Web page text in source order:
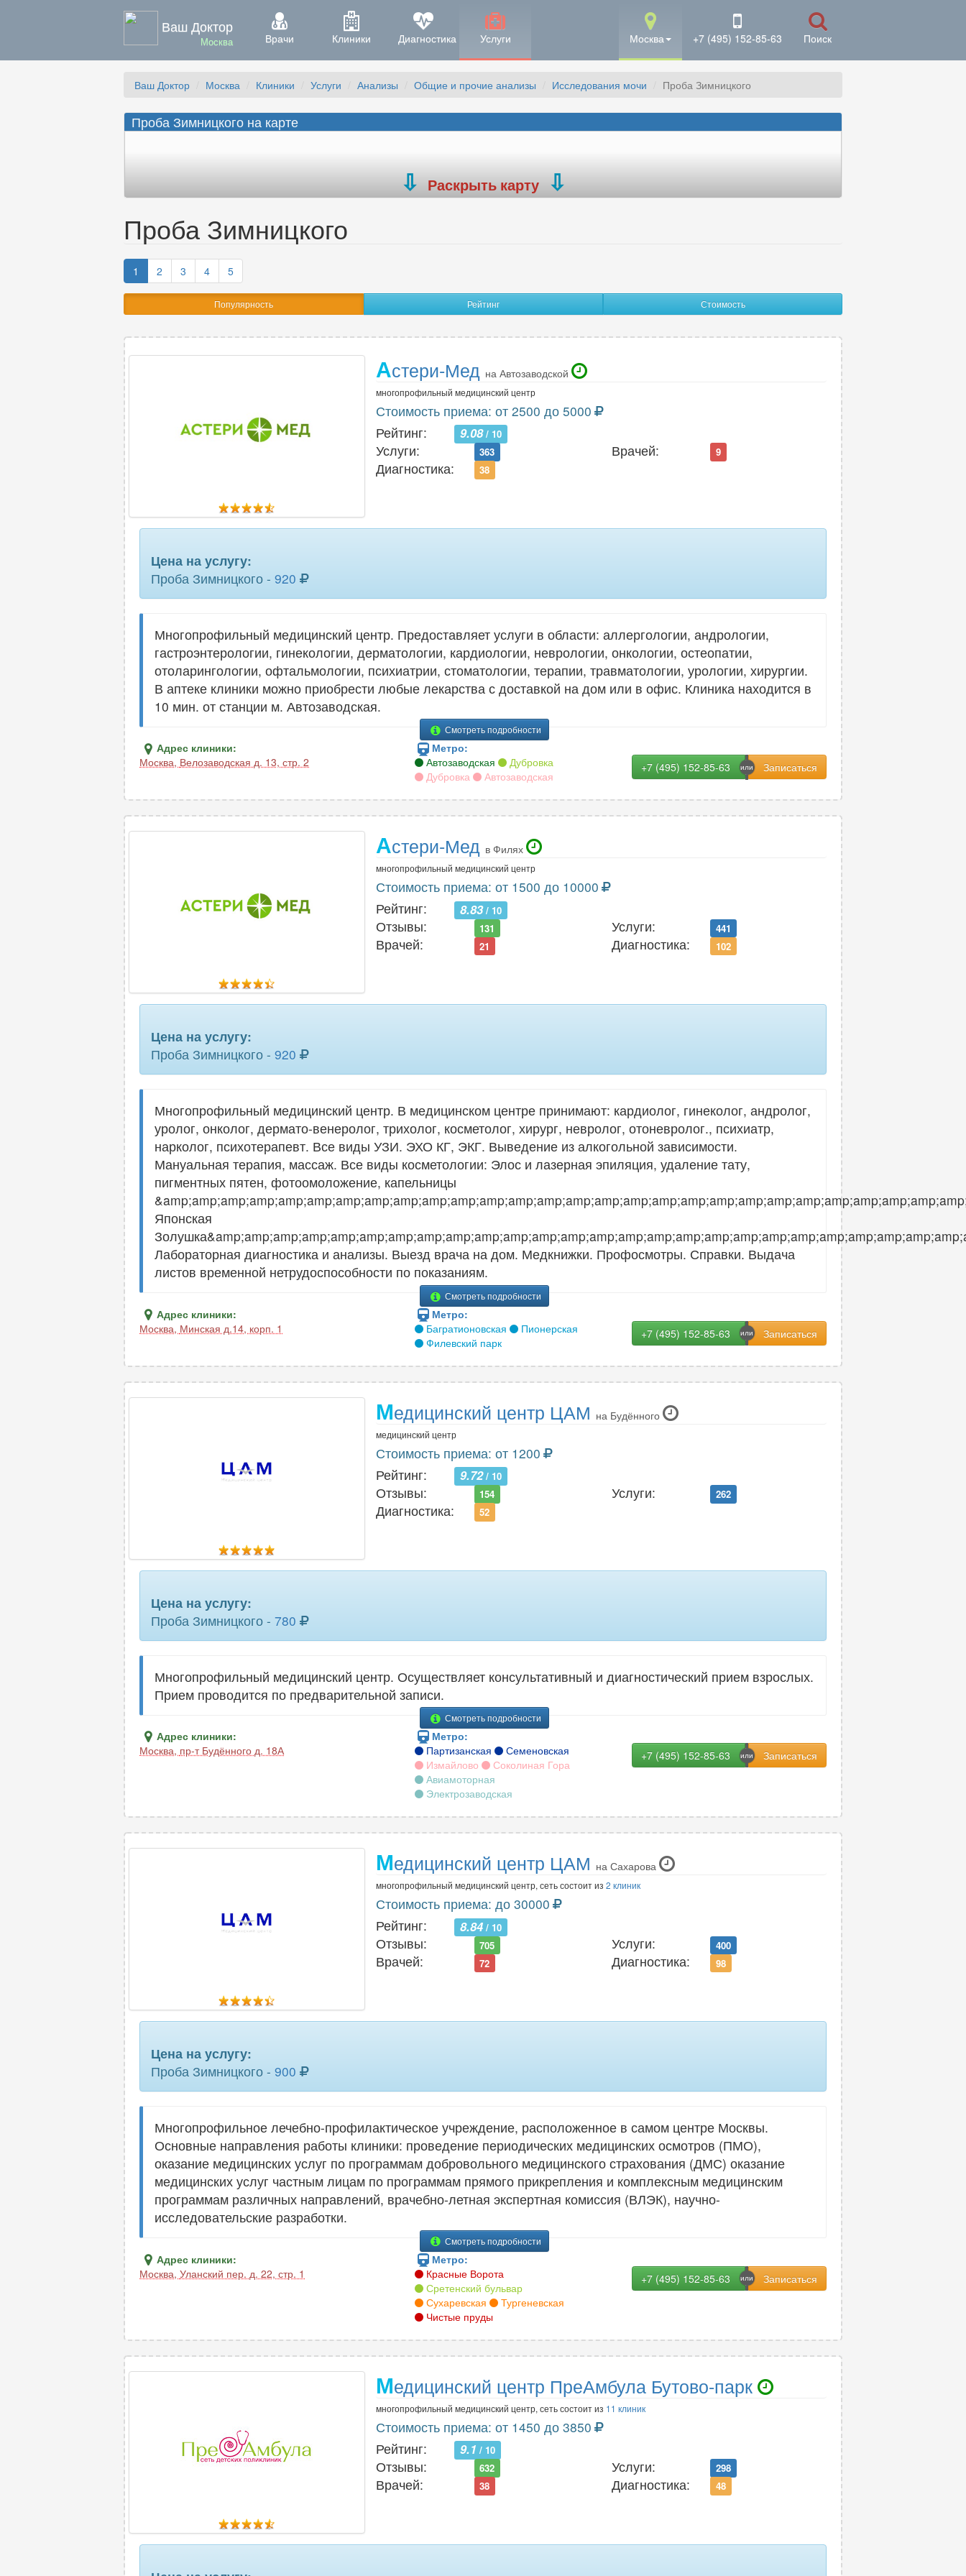
Ваш Доктор
Москва Врачи Клиники Диагностика Услуги Москва +7 (495) 152-85-63 Поиск
Ваш Доктор Москва Клиники Услуги Анализы Общие и прочие анализы Исследования мочи Проба Зимницкого
Проба Зимницкого на карте
Раскрыть карту
Проба Зимницкого
1 2 3 4 5
Популярность Рейтинг Стоимость
Астери-Мед на Автозаводской
многопрофильный медицинский центр
Стоимость приема: от 2500 до 5000
Рейтинг:
9.08/ 10
Услуги: 363 Врачей: 9
Диагностика: 38
Цена на услугу:
Проба Зимницкого - 920
Многопрофильный медицинский центр. Предоставляет услуги в области: аллергологии, андрологии,
гастроэнтерологии, гинекологии, дерматологии, кардиологии, неврологии, онкологии, остеопатии,
отоларингологии, офтальмологии, психиатрии, стоматологии, терапии, травматологии, урологии, хирургии.
В аптеке клиники можно приобрести любые лекарства с доставкой на дом или в офис. Клиника находится в
10 мин. от станции м. Автозаводская.
Смотреть подробности
Адрес клиники:
Москва, Велозаводская д. 13, стр. 2
Метро:
Автозаводская
Дубровка
Дубровка
Автозаводская
+7 (495) 152-85-63
Астери-Мед в Филях
многопрофильный медицинский центр
Стоимость приема: от 1500 до 10000
Рейтинг:
8.83/ 10
Отзывы: 131 Услуги: 441
Врачей: 21 Диагностика: 102
Цена на услугу:
Проба Зимницкого - 920
Многопрофильный медицинский центр. В медицинском центре принимают: кардиолог, гинеколог, андролог,
уролог, онколог, дермато-венеролог, трихолог, косметолог, хирург, невролог, отоневролог., психиатр,
нарколог, психотерапевт. Все виды УЗИ. ЭХО КГ, ЭКГ. Выведение из алкогольной зависимости.
Мануальная терапия, массаж. Все виды косметологии: Элос и лазерная эпиляция, удаление тату,
пигментных пятен, фотоомоложение, капельницы
Японская
Лабораторная диагностика и анализы. Выезд врача на дом. Медкнижки. Профосмотры. Справки. Выдача
листов временной нетрудоспособности по показаниям.
Смотреть подробности
Адрес клиники:
Москва, Минская д.14, корп. 1
Метро:
Багратионовская
Пионерская
Филевский парк
+7 (495) 152-85-63
Медицинский центр ЦАМ на Будённого
медицинский центр
Стоимость приема: от 1200
Рейтинг:
9.72/ 10
Отзывы: 154 Услуги: 262
Диагностика: 52
Цена на услугу:
Проба Зимницкого - 780
Многопрофильный медицинский центр. Осуществляет консультативный и диагностический прием взрослых.
Прием проводится по предварительной записи.
Смотреть подробности
Адрес клиники:
Москва, пр-т Будённого д. 18А
Метро:
Партизанская
Семеновская
Измайлово
Соколиная Гора
Авиамоторная
Электрозаводская
+7 (495) 152-85-63
Медицинский центр ЦАМ на Сахарова
многопрофильный медицинский центр, сеть состоит из 2 клиник
Стоимость приема: до 30000
Рейтинг:
8.84 / 10
Отзывы: 705 Услуги: 400
Врачей: 72 Диагностика: 98
Цена на услугу:
Проба Зимницкого - 900
Многопрофильное лечебно-профилактическое учреждение, расположенное в самом центре Москвы.
Основные направления работы клиники: проведение периодических медицинских осмотров (ПМО),
оказание медицинских услуг по программам добровольного медицинского страхования (ДМС) оказание
медицинских услуг частным лицам по программам прямого прикрепления и комплексным медицинским
программам различных направлений, врачебно-летная экспертная комиссия (ВЛЭК), научно-
исследовательские разработки.
Смотреть подробности
Адрес клиники:
Москва, Уланский пер. д. 22, стр. 1
Метро:
Красные Ворота
Сретенский бульвар
Сухаревская
Тургеневская
Чистые пруды
+7 (495) 152-85-63
Медицинский центр ПреАмбула Бутово-парк
многопрофильный медицинский центр, сеть состоит из 11 клиник
Стоимость приема: от 1450 до 3850
Рейтинг:
9.1 / 10
Отзывы: 632 Услуги: 298
Врачей: 38 Диагностика: 48